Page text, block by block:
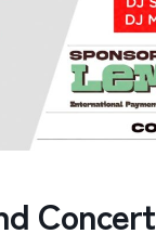
Concert